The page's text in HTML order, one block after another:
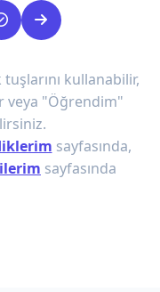
kullanabilir,
veya "Öğrendim"
sayfasında,
sayfasında